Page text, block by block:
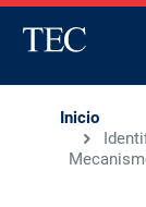
Inicio